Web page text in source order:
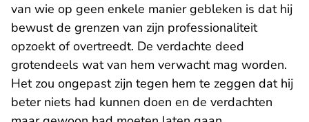
van wie op geen enkele manier gebleken is dat hij
bewust de grenzen van zijn professionaliteit
opzoekt of overtreedt. De verdachte deed
grotendeels wat van hem verwacht mag worden.
Het zou ongepast zijn tegen hem te zeggen dat hij
beter niets had kunnen doen en de verdachten